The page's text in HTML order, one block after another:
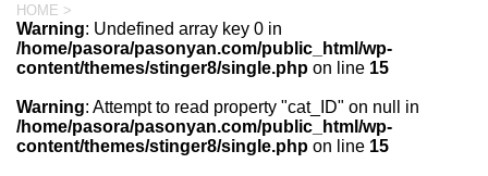
HOME >
Warning: Undefined array key 0 in
/home/pasora/pasonyan.com/public_html/wp-
content/themes/stinger8/single.php on line 15
Warning: Attempt to read property "cat_ID" on null in
/home/pasora/pasonyan.com/public_html/wp-
content/themes/stinger8/single.php on line 15